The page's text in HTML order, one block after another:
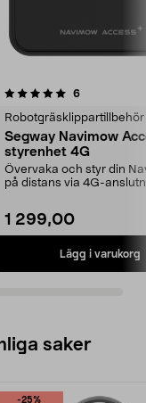
6recensioner
Robotgräsklippartillbehör
Segway Navimow
styrenhet 4G
Övervaka och styr din
på distans via 4G-
1 299,00
Lägg i varukorg
0.0av 5 stjärnor
saker
-25%